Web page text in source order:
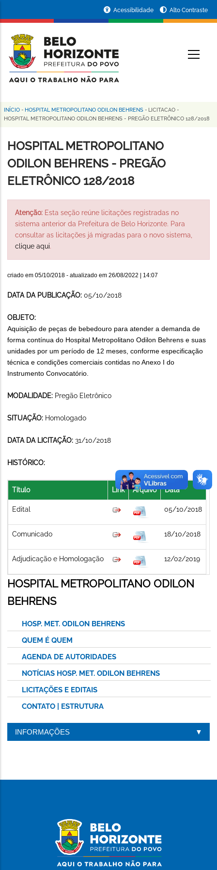
conteúdo
principal
da
Prefeitura
de
Horizonte
Acessibilidade Alto Contraste
Trilha
navegação
INÍCIO - HOSPITAL METROPOLITANO ODILON BEHRENS - LICITACAO -
HOSPITAL METROPOLITANO ODILON BEHRENS - PREGÃO ELETRÔNICO 128/2018
HOSPITAL METROPOLITANO
ODILON BEHRENS - PREGÃO
ELETRÔNICO 128/2018
Atenção: Esta seção reúne licitações registradas no
sistema anterior da Prefeitura de Belo Horizonte. Para
consultar as licitações já migradas para o novo sistema,
clique aqui.
criado em 05/10/2018 - atualizado em 26/08/2022 | 14:07
DATA DA PUBLICAÇÃO: 05/10/2018
OBJETO:
Aquisição de peças de bebedouro para atender a demanda de
forma contínua do Hospital Metropolitano Odilon Behrens e suas
unidades por um período de 12 meses, conforme especificação
técnica e condições comerciais contidas no Anexo I do
Instrumento Convocatório.
MODALIDADE: Pregão Eletrônico
SITUAÇÃO: Homologado
DATA DA LICITAÇÃO: 31/10/2018
HISTÓRICO:
Título Link Arquivo Data
Edital 05/10/2018
Comunicado 18/10/2018
Adjudicação e Homologação 12/02/2019
HOSPITAL METROPOLITANO ODILON
BEHRENS
HOSP. MET. ODILON BEHRENS
QUEM É QUEM
AGENDA DE AUTORIDADES
NOTÍCIAS HOSP. MET. ODILON BEHRENS
LICITAÇÕES E EDITAIS
CONTATO | ESTRUTURA
INFORMAÇÕES